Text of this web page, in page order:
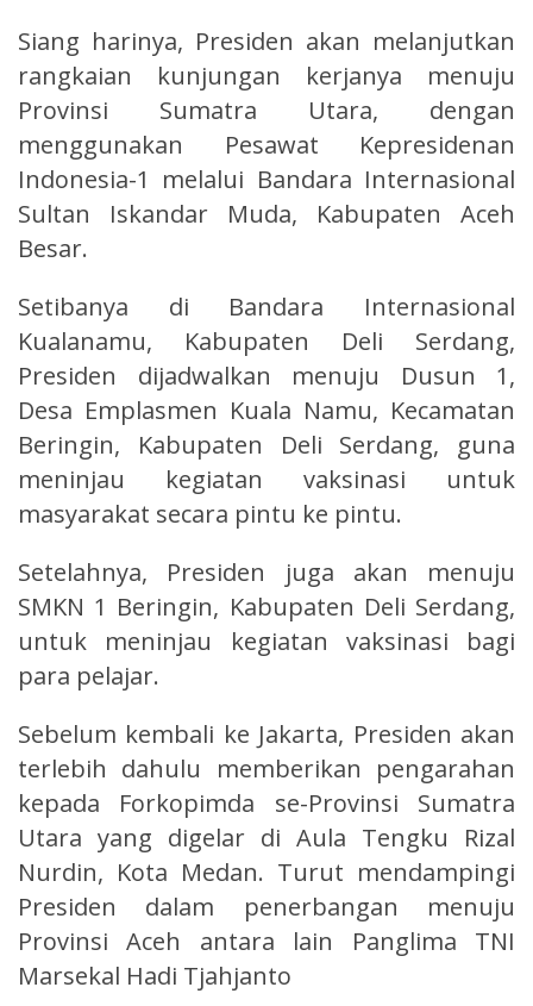
Siang harinya, Presiden akan melanjutkan
rangkaian kunjungan kerjanya menuju
Provinsi Sumatra Utara, dengan
menggunakan Pesawat Kepresidenan
Indonesia-1 melalui Bandara Internasional
Sultan Iskandar Muda, Kabupaten Aceh
Besar.
Setibanya di Bandara Internasional
Kualanamu, Kabupaten Deli Serdang,
Presiden dijadwalkan menuju Dusun 1,
Desa Emplasmen Kuala Namu, Kecamatan
Beringin, Kabupaten Deli Serdang, guna
meninjau kegiatan vaksinasi untuk
masyarakat secara pintu ke pintu.
Setelahnya, Presiden juga akan menuju
SMKN 1 Beringin, Kabupaten Deli Serdang,
untuk meninjau kegiatan vaksinasi bagi
para pelajar.
Sebelum kembali ke Jakarta, Presiden akan
terlebih dahulu memberikan pengarahan
kepada Forkopimda se-Provinsi Sumatra
Utara yang digelar di Aula Tengku Rizal
Nurdin, Kota Medan. Turut mendampingi
Presiden dalam penerbangan menuju
Provinsi Aceh antara lain Panglima TNI
Marsekal Hadi Tjahjanto